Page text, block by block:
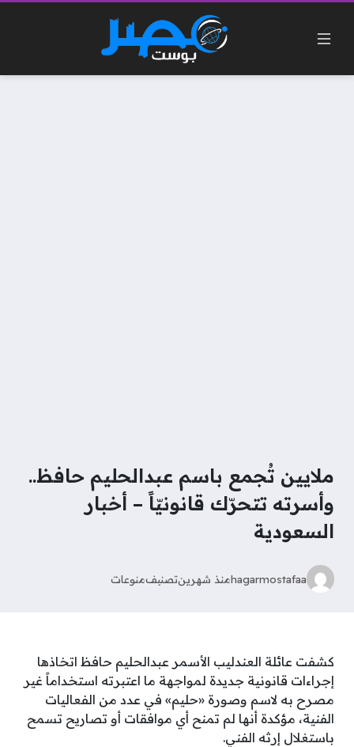
ملايين تُجمع باسم عبدالحليم حافظ..
وأسرته تتحرّك قانونيّاً – أخبار
السعودية
hagarmostafaaمنذ شهرينتصنيفمنوعات
كشفت عائلة العندليب الأسمر عبدالحليم حافظ اتخاذها
إجراءات قانونية جديدة لمواجهة ما اعتبرته استخداماً غير
مصرح به لاسم وصورة «حليم» في عدد من الفعاليات
الفنية، مؤكدة أنها لم تمنح أي موافقات أو تصاريح تسمح
باستغلال إرثه الفني.